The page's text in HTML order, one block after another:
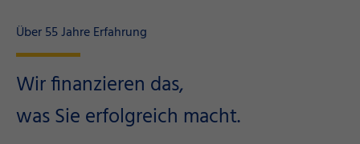
Über 55 Jahre Erfahrung
Wir finanzieren das,
was Sie erfolgreich macht.